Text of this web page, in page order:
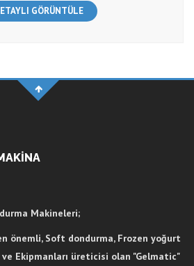
GÖRÜNTÜLE
Makineleri;
önemli, Soft dondurma, Frozen yoğurt
Ekipmanları üreticisi olan "Gelmatic"